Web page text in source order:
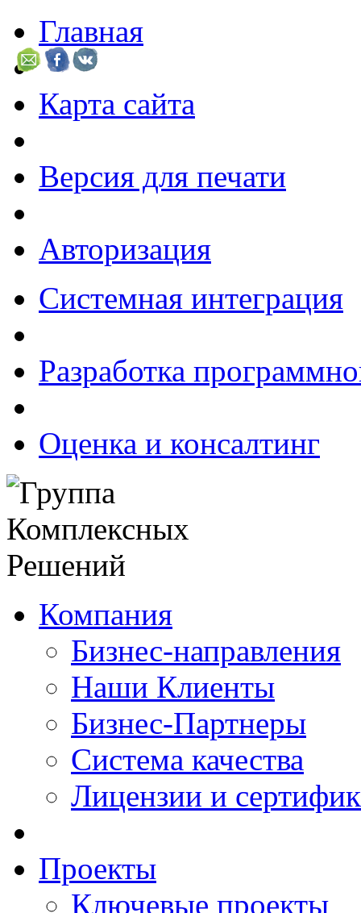
Главная
Карта сайта
Версия для печати
Авторизация
Системная интеграция
Разработка
Оценка и консалтинг
Компания
Бизнес-направления
Наши Клиенты
Бизнес-Партнеры
Система качества
Лицензии и
Проекты
Ключевые проекты